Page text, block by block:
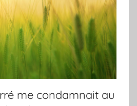
me condamnait au